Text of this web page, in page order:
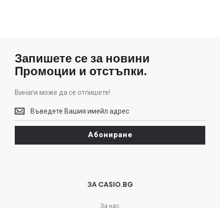
Запишете се за новини
Промоции и отстъпки.
Винаги може да се отпишете!
Винаги
може
да
отпишете!
Абониране
ЗА CASIO.BG
За нас